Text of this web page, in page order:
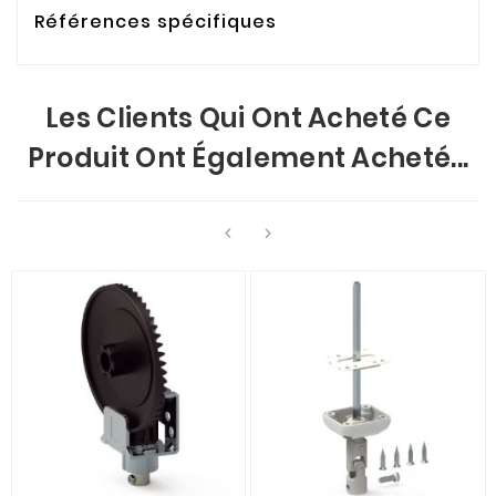
Références spécifiques
Les Clients Qui Ont Acheté Ce
Produit Ont Également Acheté...
 